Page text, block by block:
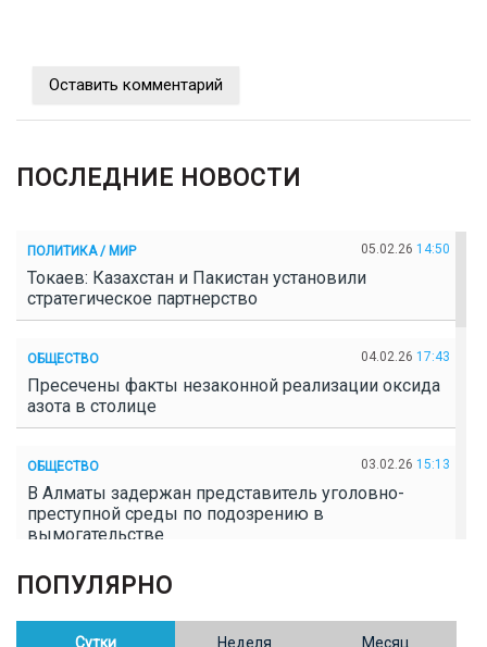
Оставить комментарий
ПОСЛЕДНИЕ НОВОСТИ
ПОЛИТИКА / МИР 05.02.26 14:50
Токаев: Казахстан и Пакистан установили
стратегическое партнерство
ОБЩЕСТВО 04.02.26 17:43
Пресечены факты незаконной реализации оксида
азота в столице
ОБЩЕСТВО 03.02.26 15:13
В Алматы задержан представитель уголовно-
преступной среды по подозрению в
вымогательстве
ОБЩЕСТВО
Полицейские пресекли незаконное выращивание
конопли в Таразе
ПОПУЛЯРНО
Сутки Неделя Месяц